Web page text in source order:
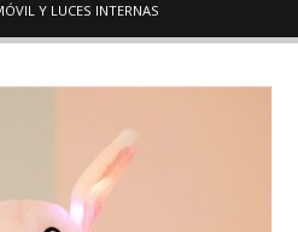
Y LUCES INTERNAS